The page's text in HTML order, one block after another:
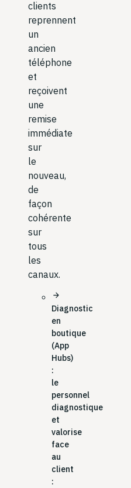
clients
reprennent
un
ancien
téléphone
et
reçoivent
une
remise
immédiate
sur
le
nouveau,
de
façon
cohérente
sur
tous
les
canaux.
arrow_forward
Diagnostic
en
boutique
(App
Hubs)
:
le
personnel
diagnostique
et
valorise
face
au
client
: